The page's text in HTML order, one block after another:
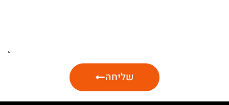
שליחה